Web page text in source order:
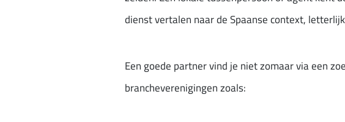
dienst vertalen naar de Spaanse context,
Een goede partner vind je niet zomaar via een
brancheverenigingen zoals: